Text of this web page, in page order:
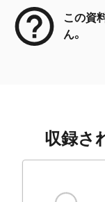
この資
ん。
収録さ